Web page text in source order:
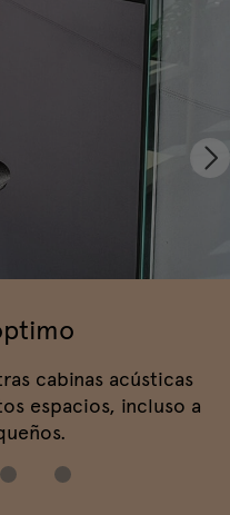
cabinas acústicas
espacios, incluso a